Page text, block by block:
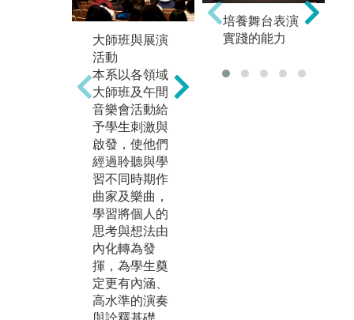
大師班與展演
活動
本系以各領域
大師班及午間
音樂會活動給
予學生刺激與
啟發，使他們
經過聆聽與學
習不同時期作
曲家及樂曲，
學習將個人的
思考與想法由
內化轉為發
揮，為學生奠
定更有內涵、
高水準的演奏
音樂專業學術
學生修習音樂
培養舞台表演
實踐的能力